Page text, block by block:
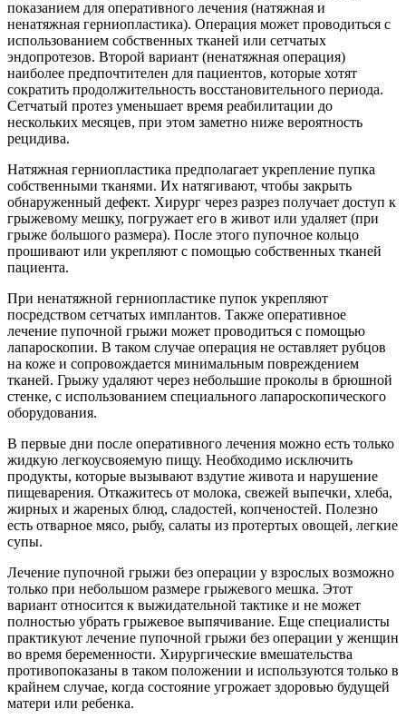
показанием для оперативного лечения (натяжная и
ненатяжная герниопластика). Операция может проводиться с
использованием собственных тканей или сетчатых
эндопротезов. Второй вариант (ненатяжная операция)
наиболее предпочтителен для пациентов, которые хотят
сократить продолжительность восстановительного периода.
Сетчатый протез уменьшает время реабилитации до
нескольких месяцев, при этом заметно ниже вероятность
рецидива.
Натяжная герниопластика предполагает укрепление пупка
собственными тканями. Их натягивают, чтобы закрыть
обнаруженный дефект. Хирург через разрез получает доступ к
грыжевому мешку, погружает его в живот или удаляет (при
грыже большого размера). После этого пупочное кольцо
прошивают или укрепляют с помощью собственных тканей
пациента.
При ненатяжной герниопластике пупок укрепляют
посредством сетчатых имплантов. Также оперативное
лечение пупочной грыжи может проводиться с помощью
лапароскопии. В таком случае операция не оставляет рубцов
на коже и сопровождается минимальным повреждением
тканей. Грыжу удаляют через небольшие проколы в брюшной
стенке, с использованием специального лапароскопического
оборудования.
В первые дни после оперативного лечения можно есть только
жидкую легкоусвояемую пищу. Необходимо исключить
продукты, которые вызывают вздутие живота и нарушение
пищеварения. Откажитесь от молока, свежей выпечки, хлеба,
жирных и жареных блюд, сладостей, копченостей. Полезно
есть отварное мясо, рыбу, салаты из протертых овощей, легкие
супы.
Лечение пупочной грыжи без операции у взрослых возможно
только при небольшом размере грыжевого мешка. Этот
вариант относится к выжидательной тактике и не может
полностью убрать грыжевое выпячивание. Еще специалисты
практикуют лечение пупочной грыжи без операции у женщин
во время беременности. Хирургические вмешательства
противопоказаны в таком положении и используются только в
крайнем случае, когда состояние угрожает здоровью будущей
матери или ребенка.